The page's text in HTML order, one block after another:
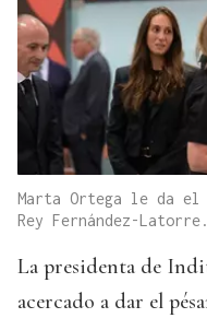
Marta Ortega le da el
Rey Fernández-Latorre.
La presidenta de
acercado a dar el